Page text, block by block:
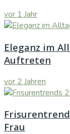
vor 1 Jahr
Eleganz im
Auftreten
vor 2 Jahren
Frau